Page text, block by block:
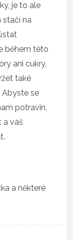
je to ale
stačí na
během této
ani cukry,
také
Abyste se
potravin,
a váš
a některé